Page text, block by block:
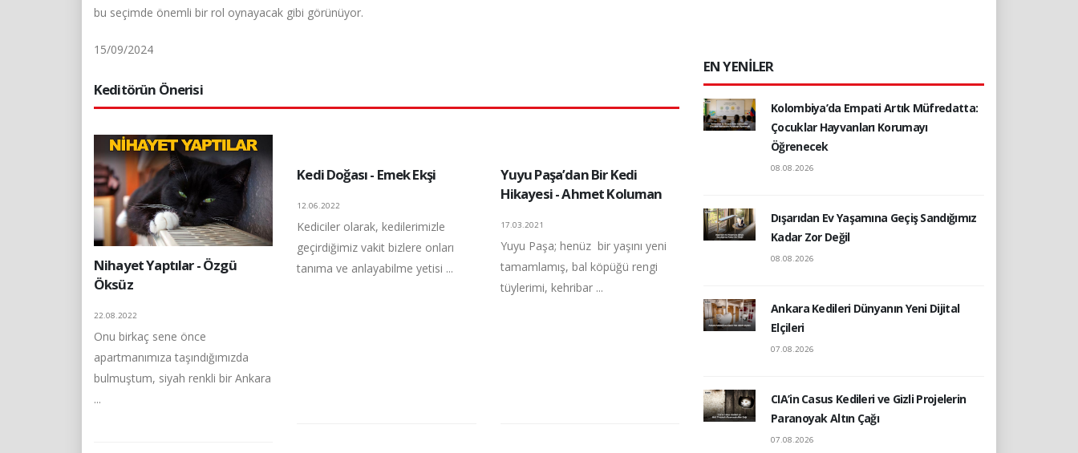
bu seçimde önemli bir rol oynayacak gibi görünüyor.
15/09/2024
Keditörün Önerisi
Nihayet Yaptılar - Özgü
Öksüz
22.08.2022
Onu birkaç sene önce
apartmanımıza taşındığımızda
bulmuştum, siyah renkli bir Ankara
...
Kedi Doğası - Emek Ekşi
12.06.2022
Kediciler olarak, kedilerimizle
geçirdiğimiz vakit bizlere onları
tanıma ve anlayabilme yetisi ...
Yuyu Paşa’dan Bir Kedi
Hikayesi - Ahmet Koluman
17.03.2021
Yuyu Paşa; henüz bir yaşını yeni
tamamlamış, bal köpüğü rengi
tüylerimi, kehribar ...
EN YENİLER
Kolombiya’da Empati Artık Müfredatta:
Çocuklar Hayvanları Korumayı
Öğrenecek
08.08.2026
Dışarıdan Ev Yaşamına Geçiş Sandığımız
Kadar Zor Değil
08.08.2026
Ankara Kedileri Dünyanın Yeni Dijital
Elçileri
07.08.2026
CIA’in Casus Kedileri ve Gizli Projelerin
Paranoyak Altın Çağı
07.08.2026